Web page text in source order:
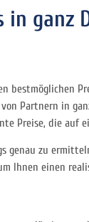
ganz
bestmöglichen
Partnern in
Preise, die auf
genau zu
Ihnen einen